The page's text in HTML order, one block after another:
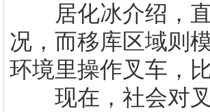
居化冰介绍，直
况，而移库区域则
环境里操作叉车，
现在，社会对叉